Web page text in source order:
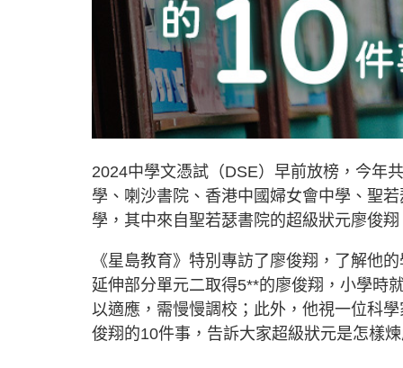
2024中學文憑試（DSE）早前放榜，今年
學、喇沙書院、香港中國婦女會中學、聖
學，其中來自聖若瑟書院的超級狀元廖俊
《星島教育》特別專訪了廖俊翔，了解他
延伸部分單元二取得5**的廖俊翔，小學時
以適應，需慢慢調校；此外，他視一位科
俊翔的10件事，告訴大家超級狀元是怎樣煉